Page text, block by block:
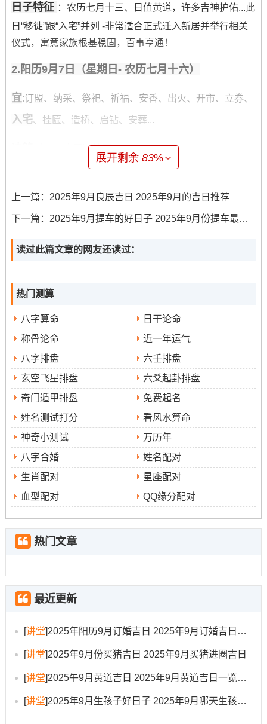
日子特征 ：农历七月十三、日值黄道，许多吉神护佑...此
日“移徙”跟“入宅”并列 -非常适合正式迁入新居并举行相关
仪式，寓意家族根基稳固，百事亨通！
2.阳历9月7日（星期日- 农历七月十六）
宜:订盟、纳采、祭祀、祈福、安香、出火、开市、立券、
入宅、挂匾、造桥、启钻、安葬...
:冲鸡（辛酉）煞西。
适合人群 家庭和睦同香火传承
香”利于安设祖先牌位或神龛~祈求祖先庇佑。
日子特征:“安香”是此日一大特色，对于注重传统祭祀的家
顺遂?!
3.阳历9月8日（星期一；农历七月十七）
宜:嫁娶、结婚、婚嫁、祈福、求嗣、求子、生子、出行、
出火、拆卸、修造、装修、动土、上梁、开光、进人口、
开市、开业、开张、交易、立券、挂匾、安床、
徙、乔迁、搬家、搬迁
、栽种、伐木、入殓、破土、除
服、成服。
冲煞:冲狗（壬戌)！
吉时：辛巳时（9:00-10:59）、乙酉时（17:00-18:59）、
丁亥时（21：00-22:59）。
适合人群：此日百事皆宜。非常适合希望在新宅实现多
种愿望的家庭！
日子特征：吉星临门，财运相随- 此日“进人口”寓意家族
动事业与财运的整体提升！
4.阳历9月9日（星期二 -农历七月十八）
入
、安床、出火、拆卸、修造、动土、栽种！
展开剩余83%
上一篇： 2025年9月良辰吉日 2025年9月的吉日推荐
下一篇： 2025年9月提车的好日子 2025年9月份提车最佳日子
读过此篇文章的网友还读过：
热门测算
八字算命
日干论命
称骨论命
近一年运气
八字排盘
六壬排盘
玄空飞星排盘
六爻起卦排盘
奇门遁甲排盘
免费起名
姓名测试打分
看风水算命
神奇小测试
万历年
八字合婚
姓名配对
生肖配对
星座配对
血型配对
QQ缘分配对
热门文章
最近更新
[讲堂]2025年阳历9月订婚吉日 2025年9月订婚吉日有哪几天
[讲堂]2025年9月份买猪吉日 2025年9月买猪进圈吉日
[讲堂]2025午9月黄道吉日 2025年9月黄道吉日一览表大全
[讲堂]2025年9月生孩子好日子 2025年9月哪天生孩子比较好